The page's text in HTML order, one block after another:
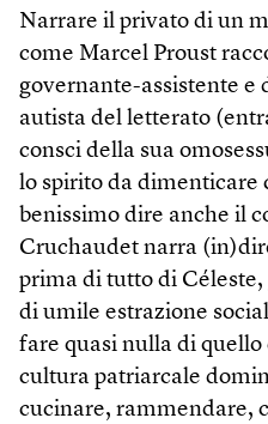
Narrare il privato di un
come Marcel Proust
governante-assistente e
autista del letterato
consci della sua
lo spirito da dimenticare
benissimo dire anche il
Cruchaudet narra
prima di tutto di
di umile estrazione
fare quasi nulla di quello
cultura patriarcale
cucinare, rammendare,